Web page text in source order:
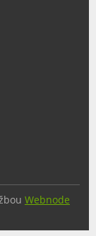
Webnode